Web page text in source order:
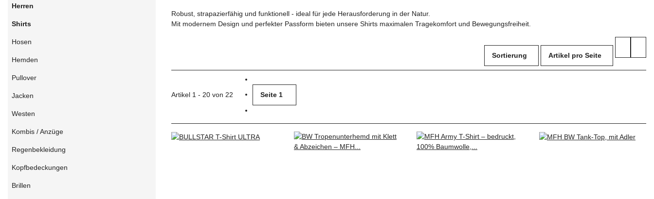
Robust, strapazierfähig und funktionell - ideal für jede Herausforderung in der Natur.
Mit modernem Design und perfekter Passform bieten unsere Shirts maximalen Tragekomfort und Bewegungsfreiheit.
Sortierung Artikel pro Seite
Artikel 1 - 20 von 22 Seite 1
Herren
Shirts
Hosen
Hemden
Pullover
Jacken
Westen
Kombis / Anzüge
Regenbekleidung
Kopfbedeckungen
Brillen